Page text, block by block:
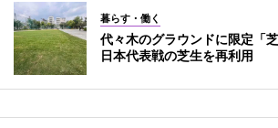
暮らす・働く
代々木のグラウンドに限定「
日本代表戦の芝生を再利用